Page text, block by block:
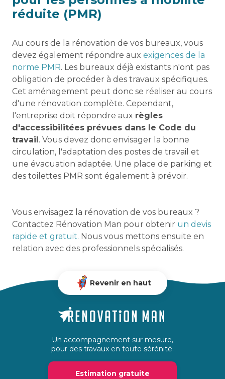
réduite (PMR)
Au cours de la rénovation de vos bureaux, vous
devez également répondre aux exigences de la
norme PMR. Les bureaux déjà existants n'ont pas
obligation de procéder à des travaux spécifiques.
Cet aménagement peut donc se réaliser au cours
d'une rénovation complète. Cependant,
l'entreprise doit répondre aux règles
d'accessibilitées prévues dans le Code du
travail . Vous devez donc envisager la bonne
circulation, l'adaptation des postes de travail et
une évacuation adaptée. Une place de parking et
des toilettes PMR sont également à prévoir.
Vous envisagez la rénovation de vos bureaux ?
Contactez Rénovation Man pour obtenir un devis
rapide et gratuit. Nous vous mettons ensuite en
relation avec des professionnels spécialisés.
Revenir en haut
Un accompagnement sur mesure,
pour des travaux en toute sérénité.
Estimation gratuite